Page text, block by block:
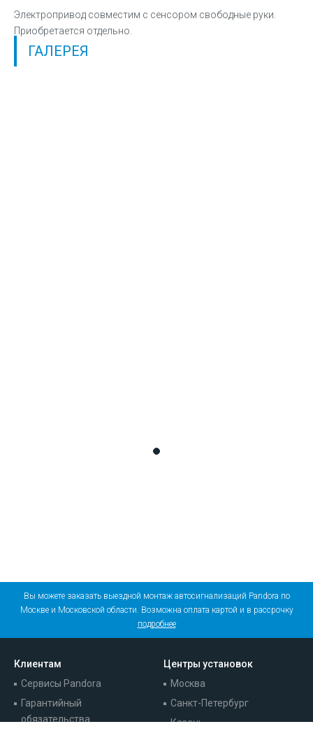
Электропривод совместим с сенсором свободные руки.
Приобретается отдельно.
ГАЛЕРЕЯ
Вы можете заказать выездной монтаж автосигнализаций Pandora по
Москве и Московской области. Возможна оплата картой и в рассрочку
подробнее
Клиентам
Сервисы Pandora
Гарантийный
обязательства
Центры установок
Москва
Санкт-Петербург
Казань